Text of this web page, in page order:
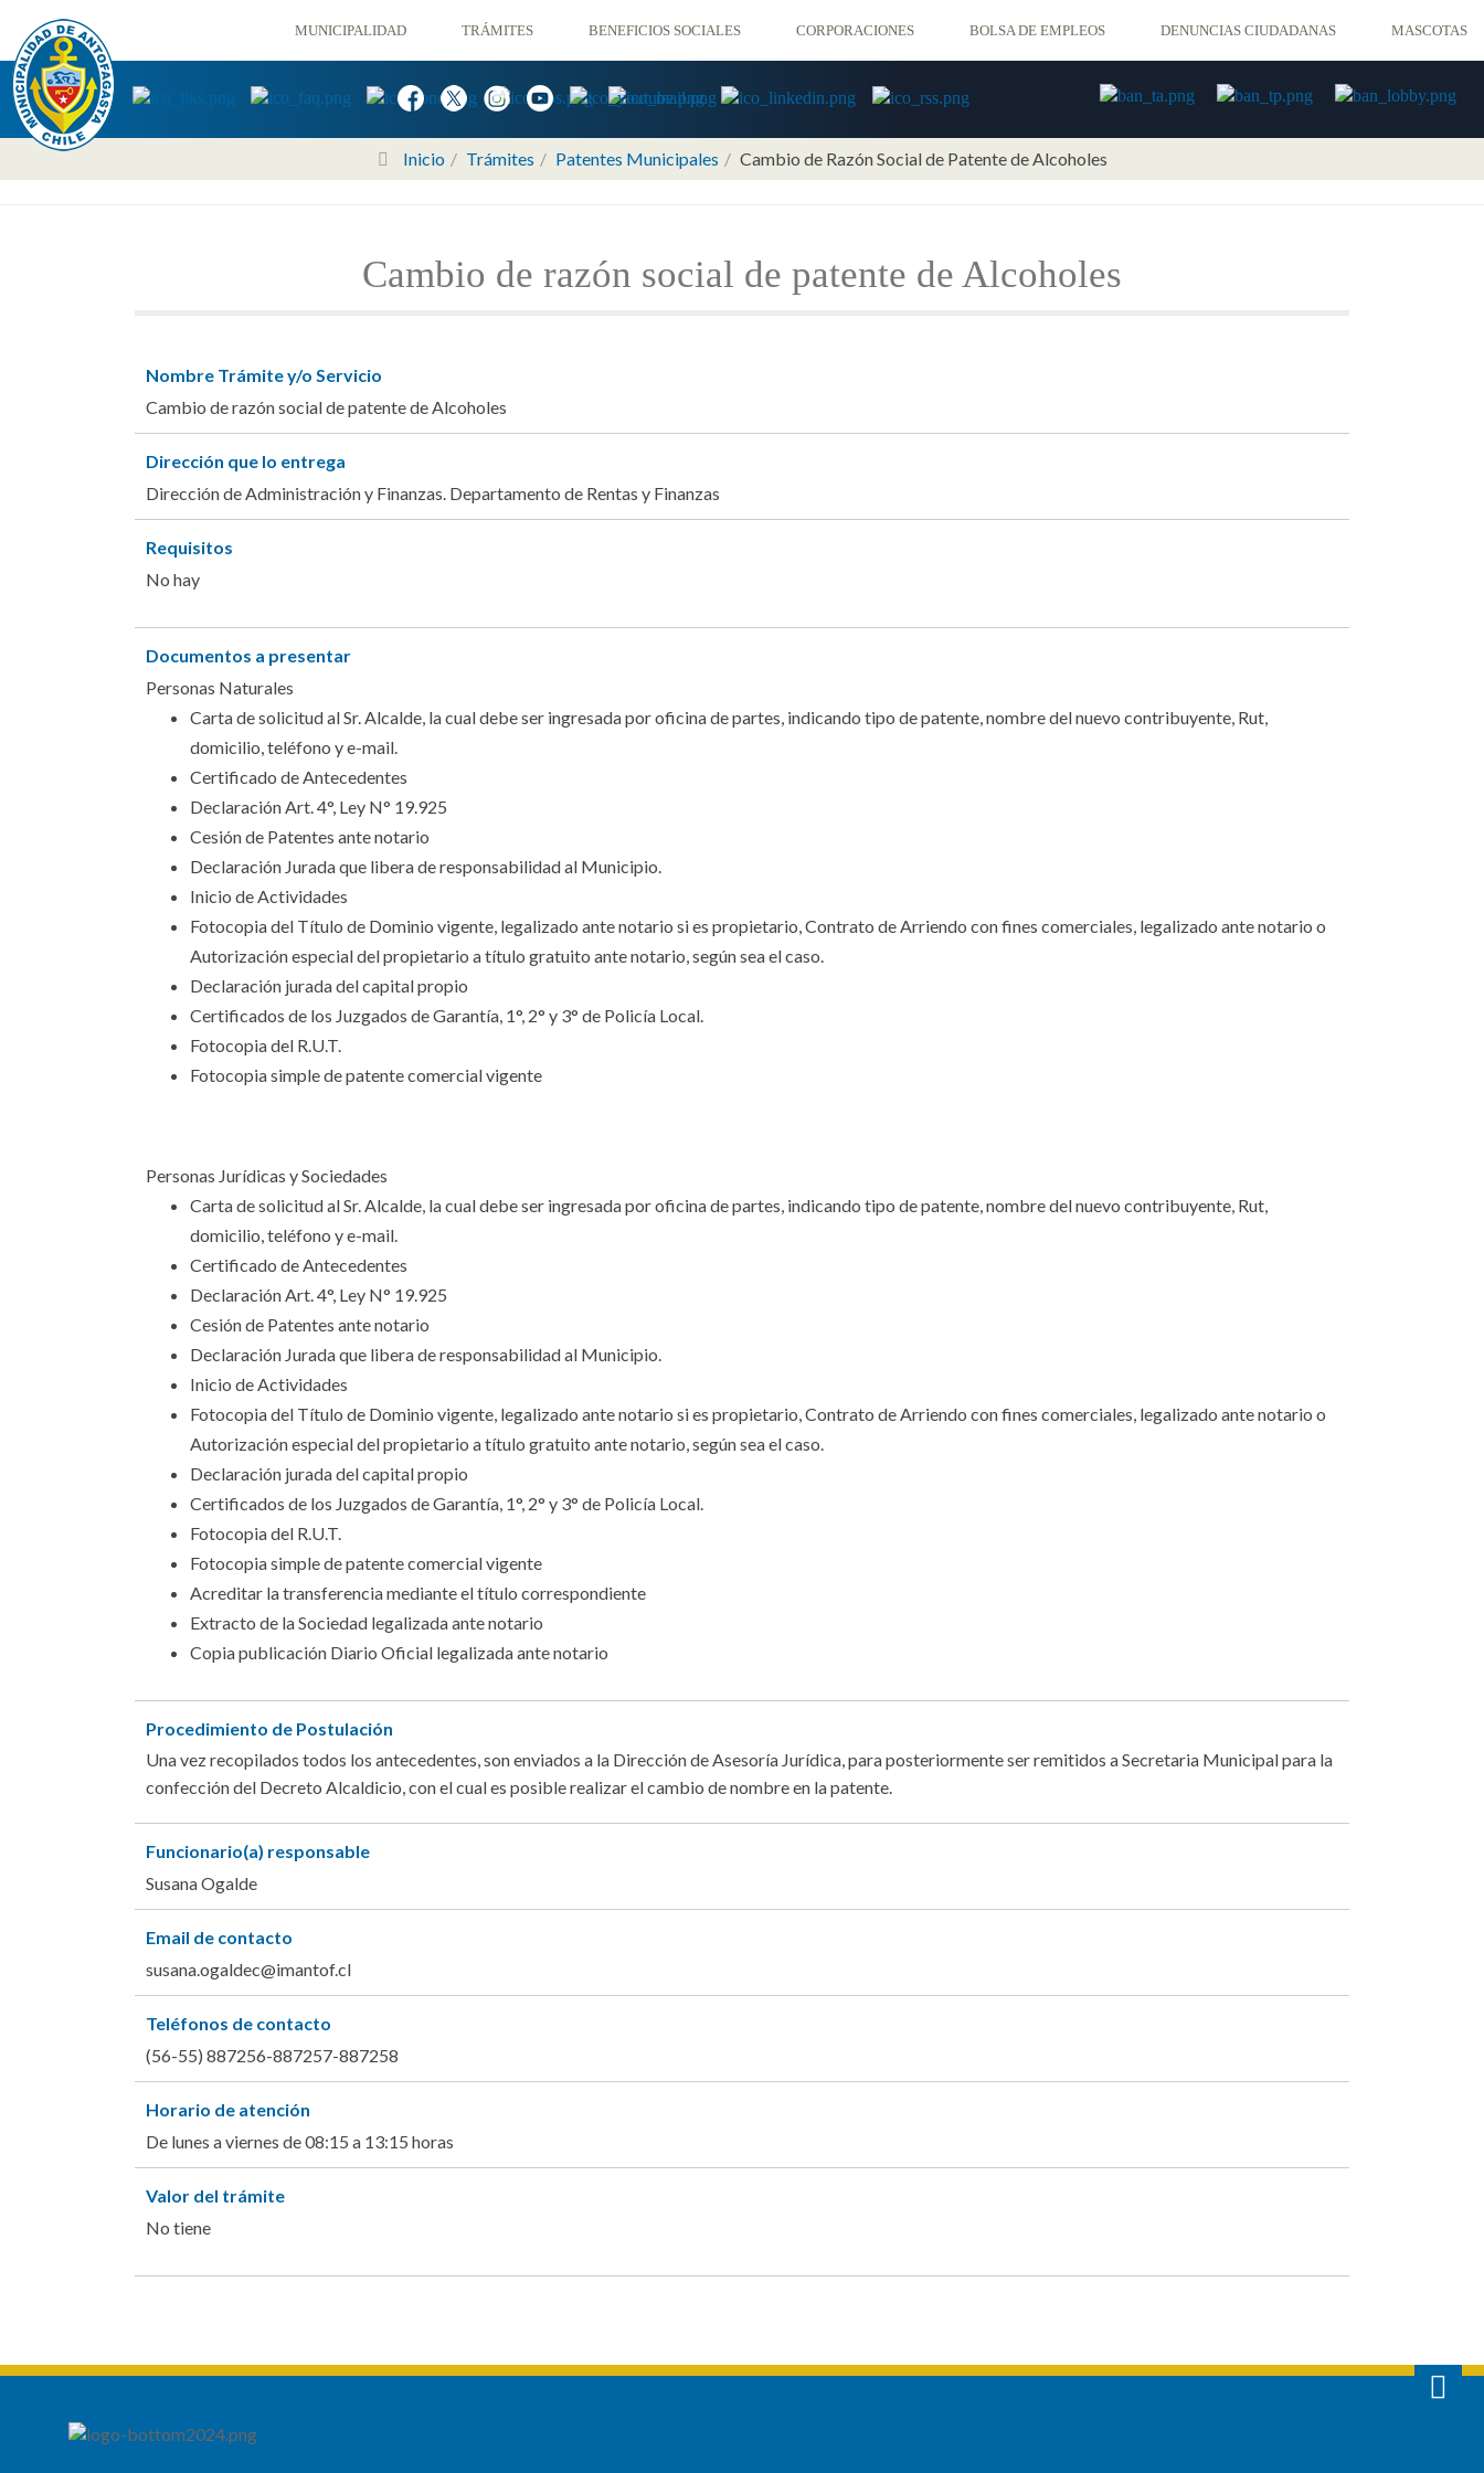
MUNICIPALIDAD TRÁMITES BENEFICIOS SOCIALES CORPORACIONES BOLSA DE EMPLEOS DENUNCIAS CIUDADANAS MASCOTAS
Inicio Trámites Patentes Municipales Cambio de Razón Social de Patente de Alcoholes
Cambio de razón social de patente de Alcoholes
Nombre Trámite y/o Servicio
Cambio de razón social de patente de Alcoholes
Dirección que lo entrega
Dirección de Administración y Finanzas. Departamento de Rentas y Finanzas
Requisitos
No hay
Documentos a presentar
Personas Naturales
Carta de solicitud al Sr. Alcalde, la cual debe ser ingresada por oficina de partes, indicando tipo de patente, nombre del nuevo contribuyente, Rut,
domicilio, teléfono y e-mail.
Certificado de Antecedentes
Declaración Art. 4°, Ley N° 19.925
Cesión de Patentes ante notario
Declaración Jurada que libera de responsabilidad al Municipio.
Inicio de Actividades
Fotocopia del Título de Dominio vigente, legalizado ante notario si es propietario, Contrato de Arriendo con fines comerciales, legalizado ante notario o
Autorización especial del propietario a título gratuito ante notario, según sea el caso.
Declaración jurada del capital propio
Certificados de los Juzgados de Garantía, 1°, 2° y 3° de Policía Local.
Fotocopia del R.U.T.
Fotocopia simple de patente comercial vigente
Personas Jurídicas y Sociedades
Carta de solicitud al Sr. Alcalde, la cual debe ser ingresada por oficina de partes, indicando tipo de patente, nombre del nuevo contribuyente, Rut,
domicilio, teléfono y e-mail.
Certificado de Antecedentes
Declaración Art. 4°, Ley N° 19.925
Cesión de Patentes ante notario
Declaración Jurada que libera de responsabilidad al Municipio.
Inicio de Actividades
Fotocopia del Título de Dominio vigente, legalizado ante notario si es propietario, Contrato de Arriendo con fines comerciales, legalizado ante notario o
Autorización especial del propietario a título gratuito ante notario, según sea el caso.
Declaración jurada del capital propio
Certificados de los Juzgados de Garantía, 1°, 2° y 3° de Policía Local.
Fotocopia del R.U.T.
Fotocopia simple de patente comercial vigente
Acreditar la transferencia mediante el título correspondiente
Extracto de la Sociedad legalizada ante notario
Copia publicación Diario Oficial legalizada ante notario
Procedimiento de Postulación
Una vez recopilados todos los antecedentes, son enviados a la Dirección de Asesoría Jurídica, para posteriormente ser remitidos a Secretaria Municipal para la
confección del Decreto Alcaldicio, con el cual es posible realizar el cambio de nombre en la patente.
Funcionario(a) responsable
Susana Ogalde
Email de contacto
susana.ogaldec@imantof.cl
Teléfonos de contacto
(56-55) 887256-887257-887258
Horario de atención
De lunes a viernes de 08:15 a 13:15 horas
Valor del trámite
No tiene